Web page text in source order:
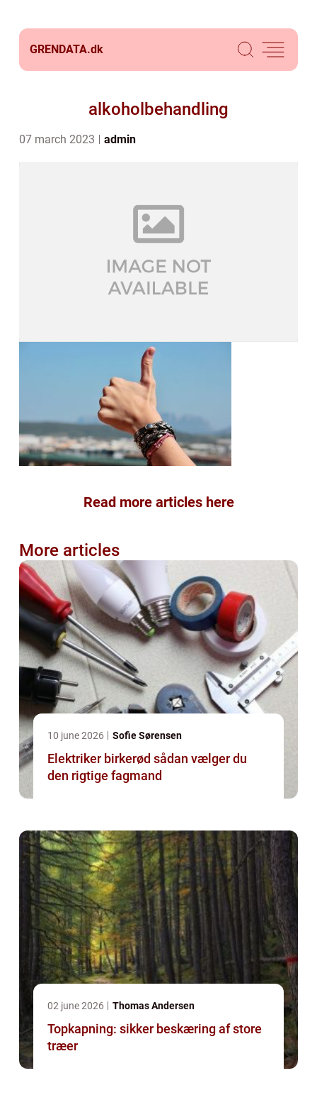
GRENDATA.dk
alkoholbehandling
07 march 2023 admin
Read more articles here
More articles
10 june 2026 Sofie Sørensen
Elektriker birkerød sådan vælger du
den rigtige fagmand
02 june 2026 Thomas Andersen
Topkapning: sikker beskæring af store
træer